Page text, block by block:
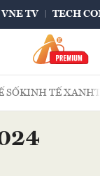
VNE TV TECH
SỐKINH TẾ XANH